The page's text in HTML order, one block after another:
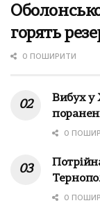
горять
0 ПОШИРИТИ
Вибух у
0
0